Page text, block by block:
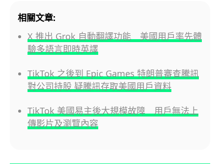
相關文章:
X 推出 Grok 自動翻譯功能 美國用戶率先體
驗多語言即時英譯
TikTok 之後到 Epic Games 特朗普審查騰訊
對公司持股 疑騰訊存取美國用戶資料
TikTok 美國易主後大規模故障 用戶無法上
傳影片及瀏覽內容